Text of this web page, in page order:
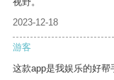
2023-12-18
游客
这款app是我娱乐的好帮